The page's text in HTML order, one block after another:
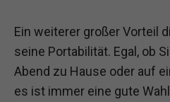
Ein weiterer großer Vorteil
seine Portabilität. Egal, ob
Abend zu Hause oder auf
es ist immer eine gute